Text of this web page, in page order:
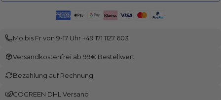
Mo bis Fr von 9-17 Uhr +49 171 1127 603
Versandkostenfrei ab 99€ Bestellwert
Bezahlung auf Rechnung
GOGREEN DHL Versand